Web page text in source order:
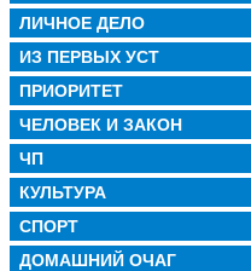
ЛИЧНОЕ ДЕЛО
ИЗ ПЕРВЫХ УСТ
ПРИОРИТЕТ
ЧЕЛОВЕК И ЗАКОН
ЧП
КУЛЬТУРА
СПОРТ
ДОМАШНИЙ ОЧАГ